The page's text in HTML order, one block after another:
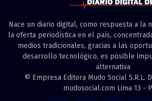
Nace un diario digital, como respuesta a la
la oferta periodística en el país,
medios tradicionales, gracias a las
desarrollo tecnológico, es posible
alternativa
© Empresa Editora Mudo Social S.R.L.
mudosocial.com Lima 13 -